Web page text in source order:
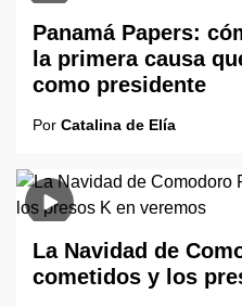
Panamá Papers:
la primera causa
como presidente
Por Catalina de Elía
La Navidad de
cometidos y los